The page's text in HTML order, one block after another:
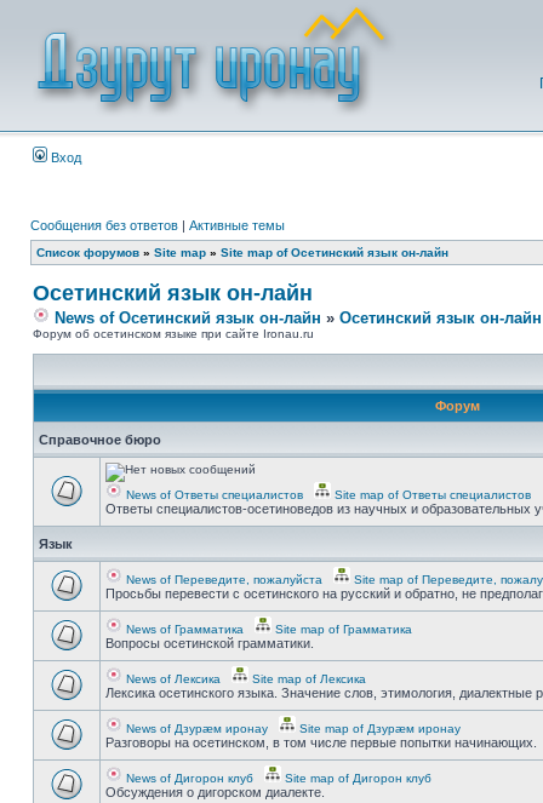
Вход
Сообщения без ответов | Активные темы
Список форумов » Site map » Site map of Осетинский язык он-лайн
Осетинский язык он-лайн
News of Осетинский язык он-лайн » Осетинский язык он-лайн
Форум об осетинском языке при сайте Ironau.ru
Форум
Справочное бюро
News of Ответы специалистов Site map of Ответы специалистов
Ответы специалистов-осетиноведов из научных и
Язык
News of Переведите, пожалуйста Site map of Переведите,
Просьбы перевести с осетинского на русский и обратно, не
News of Грамматика Site map of Грамматика
Вопросы осетинской грамматики.
News of Лексика Site map of Лексика
Лексика осетинского языка. Значение слов, этимология, диалектные
News of Дзурæм иронау Site map of Дзурæм иронау
Разговоры на осетинском, в том числе первые попытки начинающих.
News of Дигорон клуб Site map of Дигорон клуб
Обсуждения о дигорском диалекте.